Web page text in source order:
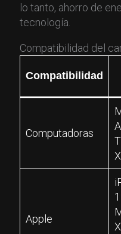
lo tanto, ahorro de
tecnología.
Compatibilidad del
Compatibilidad
Computadoras
Apple